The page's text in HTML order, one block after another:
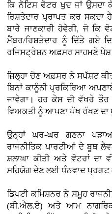
ਕਿ ਨੋਟਿਸ ਵੋਟਰ ਖੁਦ ਜਾਂ ਉਸਦਾ
ਰਿਸ਼ਤੇਦਾਰ ਪ੍ਰਾਪਤ ਕਰ ਸਕਦਾ
ਬਾਰੇ ਜਾਣਕਾਰੀ ਹੋਵੇਗੀ, ਜੋ ਕਿ
ਮੈਂਬਰ/ਰਿਸ਼ਤੇਦਾਰ ਨੂੰ ਦਿੱਤੇ ਗਏ
ਰਜਿਸਟ੍ਰੇਸ਼ਨ ਅਫ਼ਸਰ ਸਾਹਮਣੇ
ਜ਼ਿਲ੍ਹਾ ਚੋਣ ਅਫ਼ਸਰ ਨੇ ਸਪੱਸ਼ਟ
ਬਿਨਾਂ ਕਾਨੂੰਨੀ ਪ੍ਰਕਿਰਿਆ
ਜਾਵੇਗਾ। ਹਰ ਕੇਸ ਦੀ ਵੱਖਰੇ
ਵਿਅਕਤੀ ਨੂੰ ਆਪਣਾ ਪੱਖ ਰੱਖਣ ਦਾ
ਉਨ੍ਹਾਂ ਘਰ-ਘਰ ਗਣਨਾ
ਰਾਜਨੀਤਿਕ ਪਾਰਟੀਆਂ ਦੇ ਬੂਥ
ਸ਼ਲਾਘਾ ਕੀਤੀ ਅਤੇ ਵੋਟਰਾਂ ਦਾ
ਸਹਿਯੋਗ ਦੇਣ ਲਈ ਧੰਨਵਾਦ ਪ੍ਰਗਟ
ਡਿਪਟੀ ਕਮਿਸ਼ਨਰ ਨੇ ਸਮੂਹ
(ਬੀ.ਐਲ.ਏ) ਅਤੇ ਆਮ